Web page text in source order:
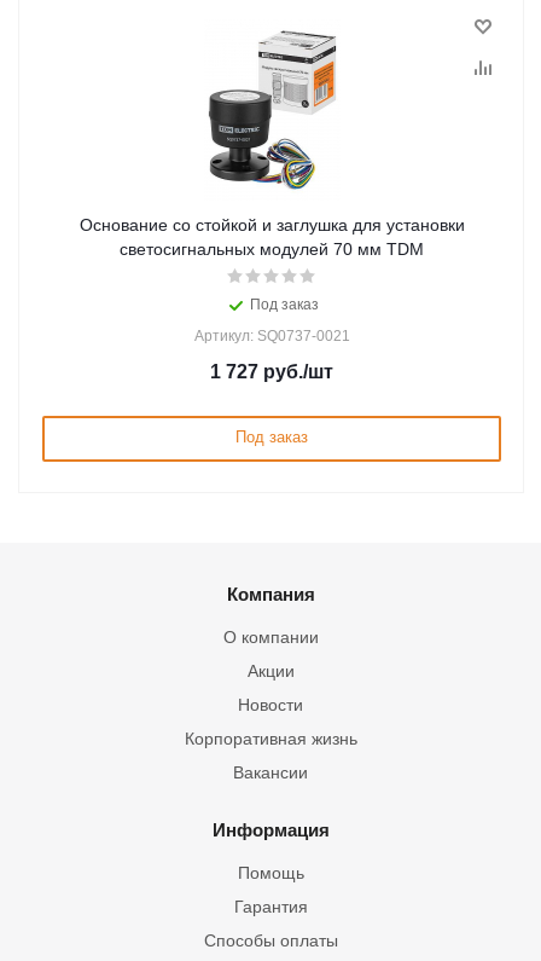
Основание со стойкой и заглушка для установки
светосигнальных модулей 70 мм TDM
Под заказ
Артикул: SQ0737-0021
1 727 руб./шт
Под заказ
Компания
О компании
Акции
Новости
Корпоративная жизнь
Вакансии
Информация
Помощь
Гарантия
Способы оплаты